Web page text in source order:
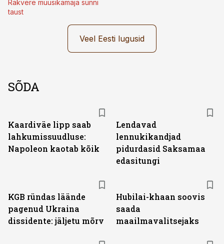
Rakvere muusikamaja sünni
taust
Veel Eesti lugusid
SÕDA
Kaardiväe lipp saab
lahkumissuudluse:
Napoleon kaotab kõik
Lendavad
lennukikandjad
pidurdasid Saksamaa
edasitungi
KGB ründas läände
pagenud Ukraina
dissidente: jäljetu mõrv
Hubilai-khaan soovis
saada
maailmavalitsejaks